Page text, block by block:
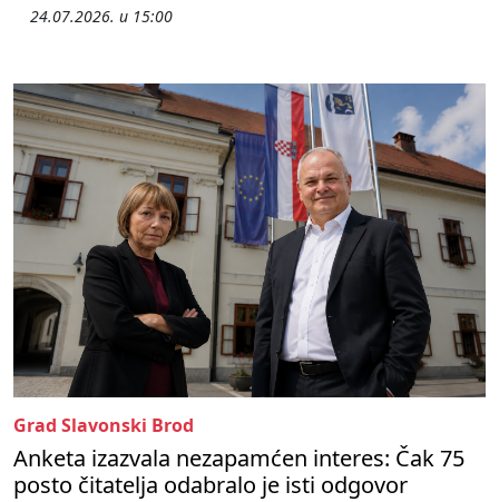
24.07.2026. u 15:00
Grad Slavonski Brod
Anketa izazvala nezapamćen interes: Čak 75
posto čitatelja odabralo je isti odgovor